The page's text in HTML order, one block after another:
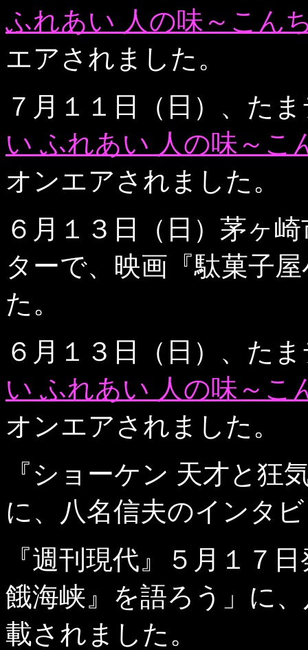
ふれあい 人の味～こん
エアされました。
７月１１日（日）、た
い ふれあい 人の味～こ
オンエアされました。
６月１３日（日）茅ヶ
ターで、映画『駄菓子
た。
６月１３日（日）、た
い ふれあい 人の味～こ
オンエアされました。
『ショーケン 天才と狂
に、八名信夫のインタ
『週刊現代』５月１７
餓海峡』を語ろう」に
載されました。